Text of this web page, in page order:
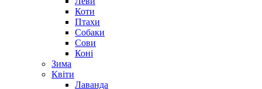
Коти
Птахи
Собаки
Сови
Коні
Зима
Квіти
Лаванда